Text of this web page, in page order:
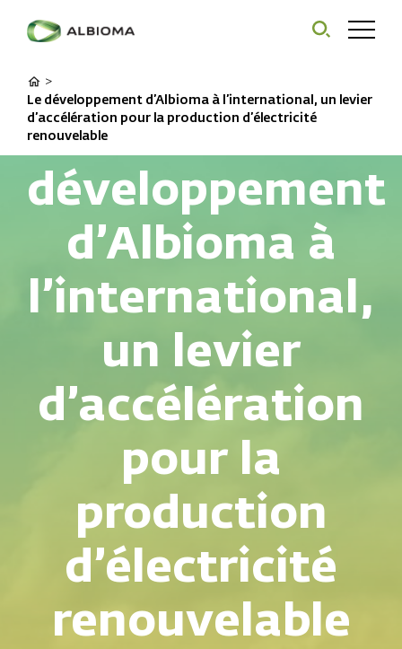
>
Le développement d’Albioma à l’international, un levier
d’accélération pour la production d’électricité
renouvelable
Le
développement
d’Albioma à
l’international,
un levier
d’accélération
pour la
production
d’électricité
renouvelable